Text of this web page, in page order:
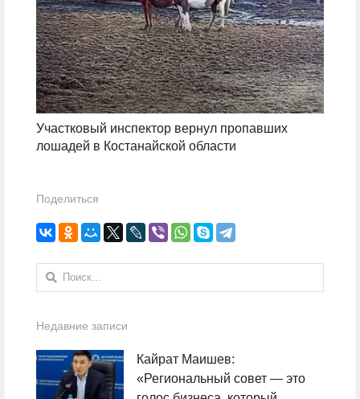
Участковый инспектор вернул пропавших
лошадей в Костанайской области
Поделиться
Найти:
Недавние записи
Кайрат Маишев:
«Региональный совет — это